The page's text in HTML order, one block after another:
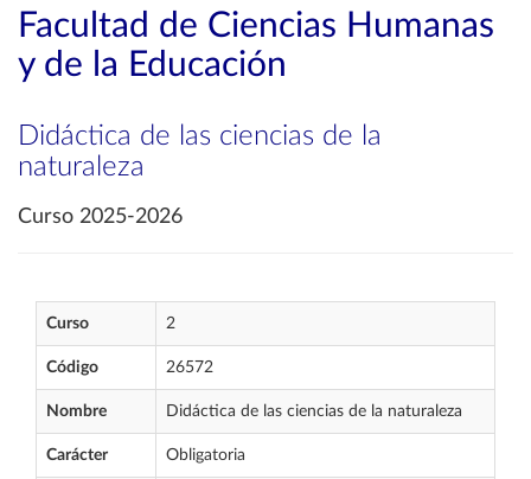
Facultad de Ciencias Humanas
y de la Educación
Didáctica de las ciencias de la
naturaleza
Curso 2025-2026
Curso 2
Código 26572
Nombre Didáctica de las ciencias de la naturaleza
Carácter Obligatoria